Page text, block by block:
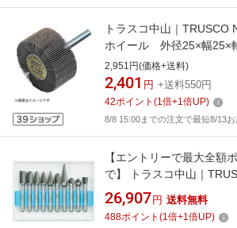
トラスコ中山｜TRUSCO
ホイール 外径25×幅
UF2525
2,951円(価格+送料)
2,401 円 +送料550円
42ポイント (1倍+1倍UP)
8/8 15:00までの注文で最短8/13お
【エントリーで最大全額
で】 トラスコ中山｜
バーセットCシリーズ
10本セット TBC09510S
26,907 円 送料無料
488ポイント (1倍+1倍UP)